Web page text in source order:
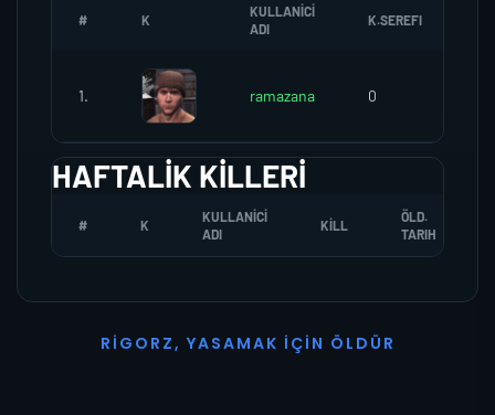
# K
KULLANICI
ADI
K.SEREFI
1. ramazana 0
HAFTALIK KILLERI
# K
KULLANICI
ADI
KILL
ÖLD.
TARIH
R I G O R Z, YASAMAK İ ÇI N Ö L D Ü R